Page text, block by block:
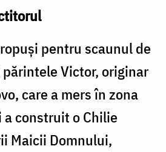
pentru scaunul de
Victor, originar
care a mers în zona
a construit o Chilie
Maicii Domnului,